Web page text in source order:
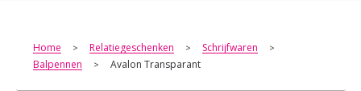
Home > Relatiegeschenken > Schrijfwaren >
Balpennen > Avalon Transparant